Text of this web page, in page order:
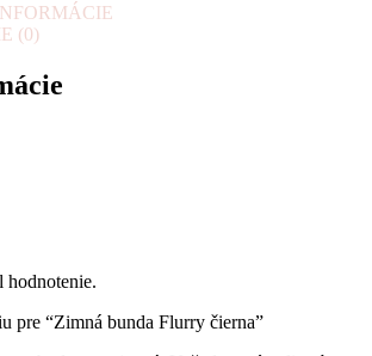
(0)
pre “Zimná bunda Flurry čierna”